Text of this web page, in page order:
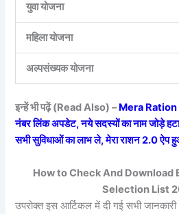
युवा योजना
महिला योजना
अल्पसंख्यक योजना
इन्हें भी पढ़ें (Read Also) –Mera Ration
नंबर लिंक अपडेट, नये सदस्यों का नाम जोड़े
सभी सुविधाओं का लाभ ले, मेरा राशन 2.0 ऐप
How to Check And Download
Selection List
उपरोक्त इस आर्टिकल में दी गई सभी